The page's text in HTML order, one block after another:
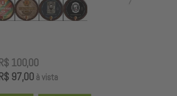
100,00
97,00à vista